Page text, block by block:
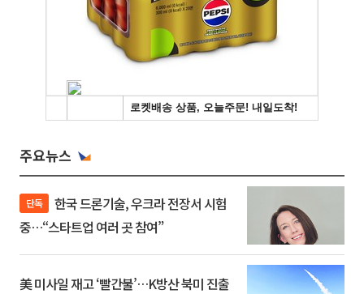
주요뉴스
단독
중…“스타트업 여러 곳 참여”
美 미사일 재고 ‘빨간불’…K방산 북미 진출